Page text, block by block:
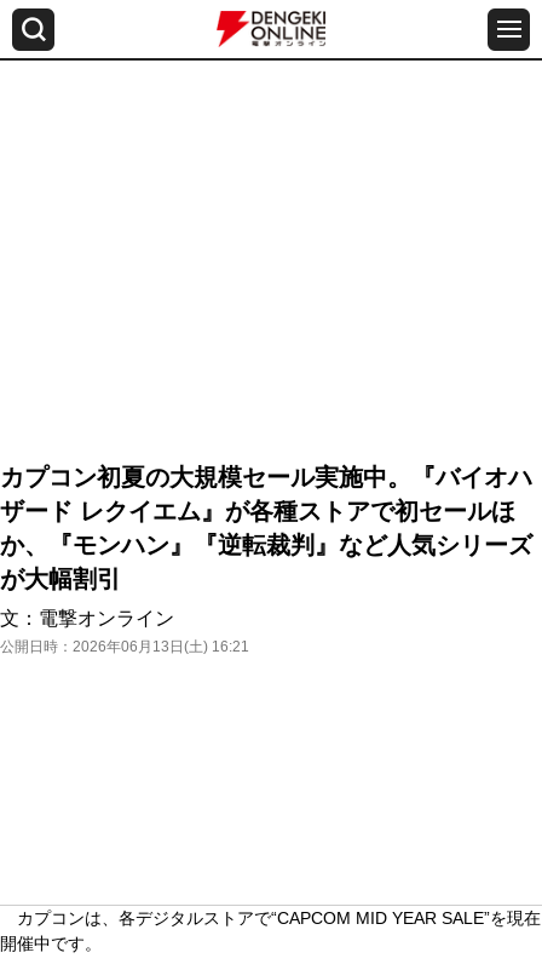
カプコン初夏の大規模セール実施中。『バイオハ
ザード レクイエム』が各種ストアで初セールほ
か、『モンハン』『逆転裁判』など人気シリーズ
が大幅割引
文： 電撃オンライン
公開日時： 2026年06月13日(土) 16:21
カプコンは、各デジタルストアで“CAPCOM MID YEAR SALE”を現在
開催中です。